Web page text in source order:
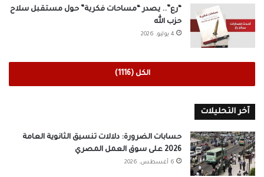
“رع”.. يصدر “مساحات فكرية” حول مستقبل سلاح
حزب الله
4 يوليو، 2026
الكل (1116)
آخر التحليلات
حسابات الضرورة: دلالات تنسيق الثانوية العامة
2026 على سوق العمل المصري
6 أغسطس، 2026